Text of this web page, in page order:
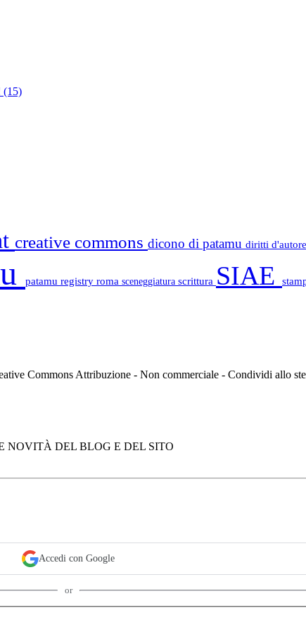
(15)
creative commons dicono di patamu diritti d'autore
patamu registry roma sceneggiatura scrittura SIAE
Commons Attribuzione - Non commerciale - Condividi allo
NOVITÀ DEL BLOG E DEL SITO
Accedi con Google
or